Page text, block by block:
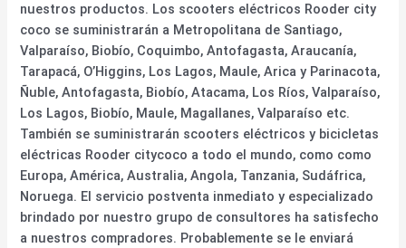
nuestros productos. Los scooters eléctricos Rooder city
coco se suministrarán a Metropolitana de Santiago,
Valparaíso, Biobío, Coquimbo, Antofagasta, Araucanía,
Tarapacá, O’Higgins, Los Lagos, Maule, Arica y Parinacota,
Ñuble, Antofagasta, Biobío, Atacama, Los Ríos, Valparaíso,
Los Lagos, Biobío, Maule, Magallanes, Valparaíso etc.
También se suministrarán scooters eléctricos y bicicletas
eléctricas Rooder citycoco a todo el mundo, como como
Europa, América, Australia, Angola, Tanzania, Sudáfrica,
Noruega. El servicio postventa inmediato y especializado
brindado por nuestro grupo de consultores ha satisfecho
a nuestros compradores. Probablemente se le enviará